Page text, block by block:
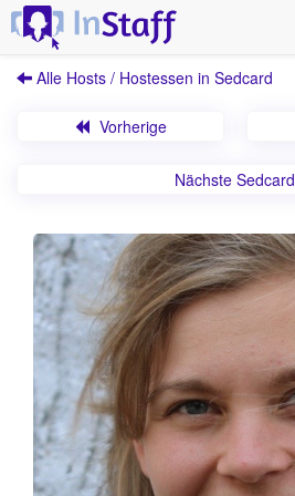
Alle Hosts / Hostessen in Sedcard
Vorherige
Nächste Sedcard